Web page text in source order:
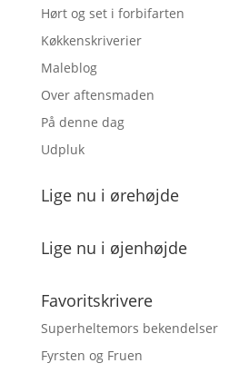
Hørt og set i forbifarten
Køkkenskriverier
Maleblog
Over aftensmaden
På denne dag
Udpluk
Lige nu i ørehøjde
Lige nu i øjenhøjde
Favoritskrivere
Superheltemors bekendelser
Fyrsten og Fruen